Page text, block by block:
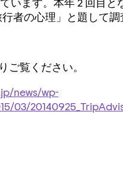
者の心理」と題して調
ご覧ください。
news/wp-
03/